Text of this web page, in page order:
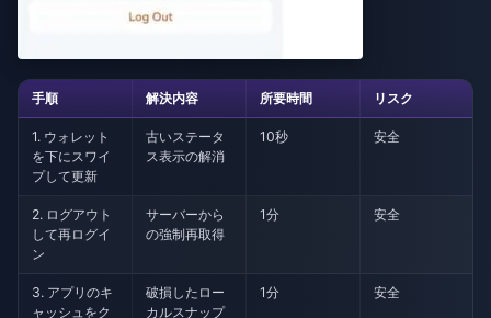
手順 解決内容 所要時間 リスク
1. ウォレット
を下にスワイ
プして更新
古いステータ
ス表示の解消
10秒 安全
2. ログアウト
して再ログイ
ン
サーバーから
の強制再取得
1分 安全
3. アプリのキ
ャッシュをク
破損したロー
カルスナップ
1分 安全